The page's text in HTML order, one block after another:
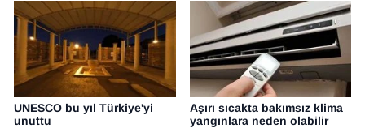
UNESCO bu yıl Türkiye'yi
unuttu
Aşırı sıcakta bakımsız klima
yangınlara neden olabilir